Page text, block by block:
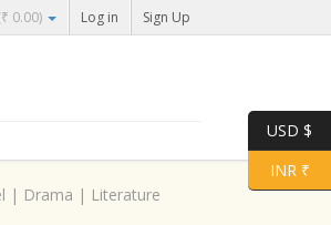
₹ 0.00) Log in Sign Up
| Drama | Literature
USD $
INR ₹